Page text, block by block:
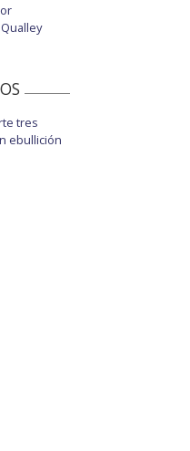
tres
ebullición